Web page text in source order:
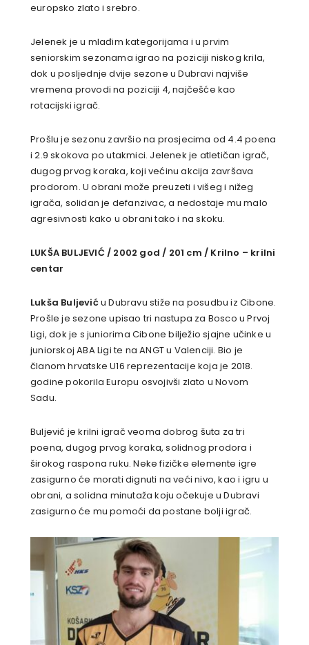
europsko zlato i srebro.
Jelenek je u mlađim kategorijama i u prvim
seniorskim sezonama igrao na poziciji niskog krila,
dok u posljednje dvije sezone u Dubravi najviše
vremena provodi na poziciji 4, najčešće kao
rotacijski igrač.
Prošlu je sezonu završio na prosjecima od 4.4 poena
i 2.9 skokova po utakmici. Jelenek je atletičan igrač,
dugog prvog koraka, koji većinu akcija završava
prodorom. U obrani može preuzeti i višeg i nižeg
igrača, solidan je defanzivac, a nedostaje mu malo
agresivnosti kako u obrani tako i na skoku.
LUKŠA BULJEVIĆ / 2002 god / 201 cm / Krilno – krilni
centar
Lukša Buljeviću Dubravu stiže na posudbu iz Cibone.
Prošle je sezone upisao tri nastupa za Bosco u Prvoj
Ligi, dok je s juniorima Cibone bilježio sjajne učinke u
juniorskoj ABA Ligi te na ANGT u Valenciji. Bio je
članom hrvatske U16 reprezentacije koja je 2018.
godine pokorila Europu osvojivši zlato u Novom
Sadu.
Buljević je krilni igrač veoma dobrog šuta za tri
poena, dugog prvog koraka, solidnog prodora i
širokog raspona ruku. Neke fizičke elemente igre
zasigurno će morati dignuti na veći nivo, kao i igru u
obrani, a solidna minutaža koju očekuje u Dubravi
zasigurno će mu pomoći da postane bolji igrač.